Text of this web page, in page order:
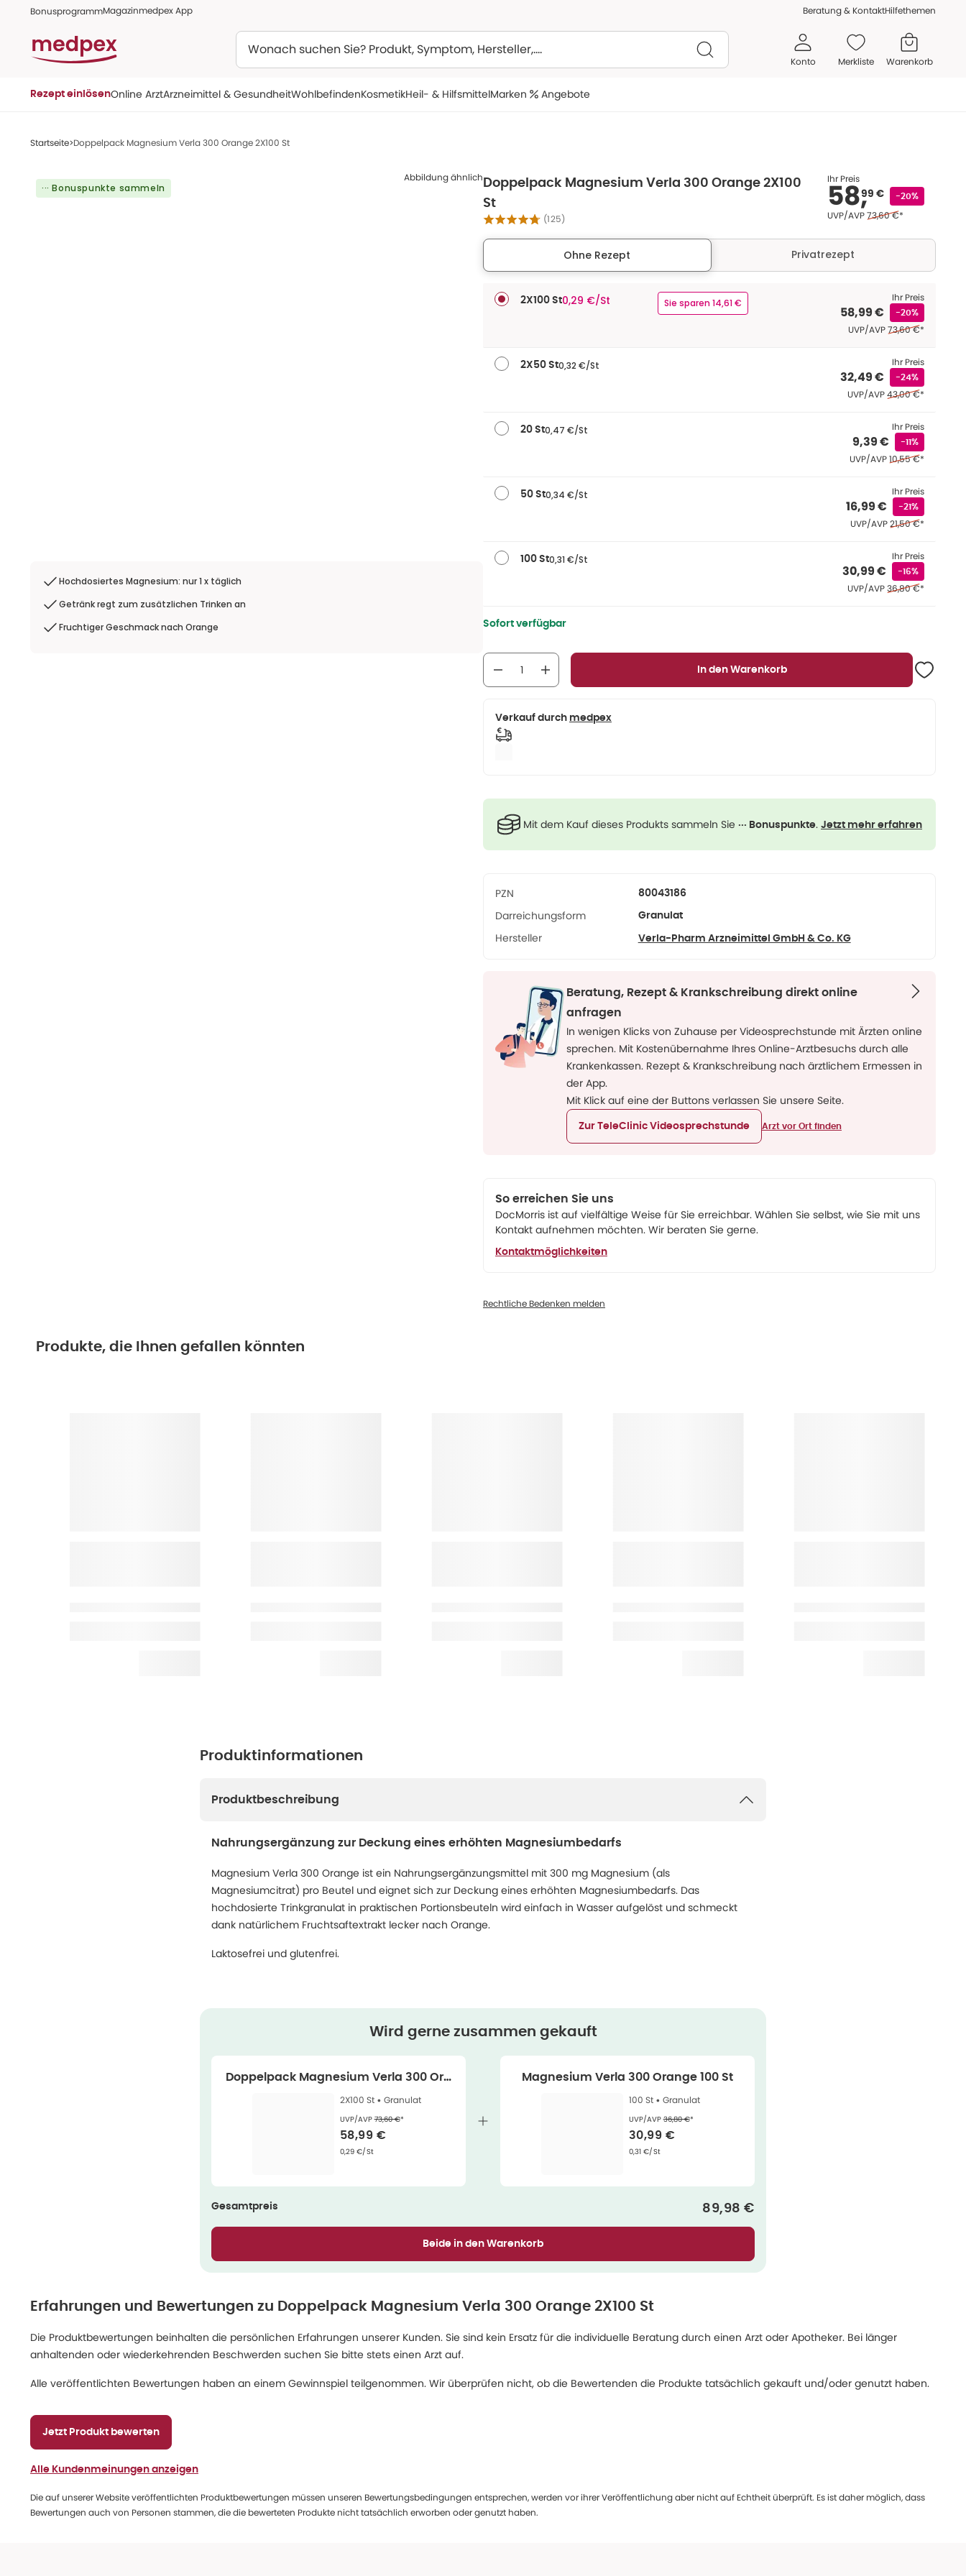
BonusprogrammMagazinmedpex App Beratung & KontaktHilfethemen
Konto Merkliste Warenkorb
Rezept einlösenOnline ArztArzneimittel & GesundheitWohlbefindenKosmetikHeil- & HilfsmittelMarken Angebote
Startseite Doppelpack Magnesium Verla 300 Orange 2X100 St
··· Bonuspunkte sammeln
Abbildung ähnlich
Hochdosiertes Magnesium: nur 1 x täglich
Getränk regt zum zusätzlichen Trinken an
Fruchtiger Geschmack nach Orange
Doppelpack Magnesium Verla 300 Orange 2X100
St
(125)
Ihr Preis
58,99 € -20%
UVP/AVPEhemaliger Preis (U V P)
73,60 €*
Ohne Rezept Privatrezept
2X100 St0,29 €/St Sie sparen 14,61 € Ihr Preis
58,99 € -20%
UVP/AVPEhemaliger Preis
73,60 €*
2X50 St0,32 €/St Ihr Preis
32,49 € -24%
UVP/AVPEhemaliger Preis
43,00 €*
20 St0,47 €/St Ihr Preis
9,39 € -11%
UVP/AVPEhemaliger Preis
10,55 €*
50 St0,34 €/St Ihr Preis
16,99 € -21%
UVP/AVPEhemaliger Preis
21,50 €*
100 St0,31 €/St Ihr Preis
30,99 € -16%
UVP/AVPEhemaliger Preis
36,80 €*
Sofort verfügbar
In den Warenkorb
Verkauf durch medpex
Mit dem Kauf dieses Produkts sammeln Sie ··· Bonuspunkte. Jetzt mehr erfahren
PZN 80043186
Darreichungsform Granulat
Hersteller Verla-Pharm Arzneimittel GmbH & Co. KG
Beratung, Rezept & Krankschreibung direkt online
anfragen
In wenigen Klicks von Zuhause per Videosprechstunde mit Ärzten online
sprechen. Mit Kostenübernahme Ihres Online-Arztbesuchs durch alle
Krankenkassen. Rezept & Krankschreibung nach ärztlichem Ermessen in
der App.
Mit Klick auf eine der Buttons verlassen Sie unsere Seite.
Zur TeleClinic Videosprechstunde Arzt vor Ort finden
So erreichen Sie uns
DocMorris ist auf vielfältige Weise für Sie erreichbar. Wählen Sie selbst, wie Sie mit uns
Kontakt aufnehmen möchten. Wir beraten Sie gerne.
Kontaktmöglichkeiten
Rechtliche Bedenken melden
Produkte, die Ihnen gefallen könnten
Produktinformationen
Produktbeschreibung
Nahrungsergänzung zur Deckung eines erhöhten Magnesiumbedarfs
Magnesium Verla 300 Orange ist ein Nahrungsergänzungsmittel mit 300 mg Magnesium (als
Magnesiumcitrat) pro Beutel und eignet sich zur Deckung eines erhöhten Magnesiumbedarfs. Das
hochdosierte Trinkgranulat in praktischen Portionsbeuteln wird einfach in Wasser aufgelöst und schmeckt
dank natürlichem Fruchtsaftextrakt lecker nach Orange.
Laktosefrei und glutenfrei.
Wird gerne zusammen gekauft
Doppelpack Magnesium Verla 300 Ora
nge 2X100 St
2X100 St • Granulat
UVP/AVPEhemaliger Preis (U V P)
73,60 €*
Verkaufspreis
58,99 €
Grundpreis
0,29 €/St
Magnesium Verla 300 Orange 100 St
100 St • Granulat
UVP/AVPEhemaliger Preis (U V P)
36,80 €*
Verkaufspreis
30,99 €
Grundpreis
0,31 €/St
Gesamtpreis Verkaufspreis
89,98 €
Beide in den Warenkorb
Erfahrungen und Bewertungen zu Doppelpack Magnesium Verla 300 Orange 2X100 St
Die Produktbewertungen beinhalten die persönlichen Erfahrungen unserer Kunden. Sie sind kein Ersatz für die individuelle Beratung durch einen Arzt oder Apotheker. Bei länger
anhaltenden oder wiederkehrenden Beschwerden suchen Sie bitte stets einen Arzt auf.
Alle veröffentlichten Bewertungen haben an einem Gewinnspiel teilgenommen. Wir überprüfen nicht, ob die Bewertenden die Produkte tatsächlich gekauft und/oder genutzt haben.
Jetzt Produkt bewerten
Alle Kundenmeinungen anzeigen
Die auf unserer Website veröffentlichten Produktbewertungen müssen unseren Bewertungsbedingungen entsprechen, werden vor ihrer Veröffentlichung aber nicht auf Echtheit überprüft. Es ist daher möglich, dass
Bewertungen auch von Personen stammen, die die bewerteten Produkte nicht tatsächlich erworben oder genutzt haben.